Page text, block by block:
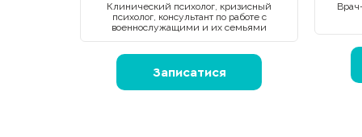
Клинический психолог, кризисный
психолог, консультант по работе с
военнослужащими и их семьями
Записатися